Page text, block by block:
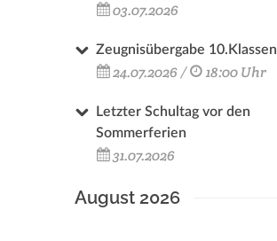
03.07.2026
Zeugnisübergabe 10.Klassen
24.07.2026 / 18:00 Uhr
Letzter Schultag vor den
Sommerferien
31.07.2026
August 2026